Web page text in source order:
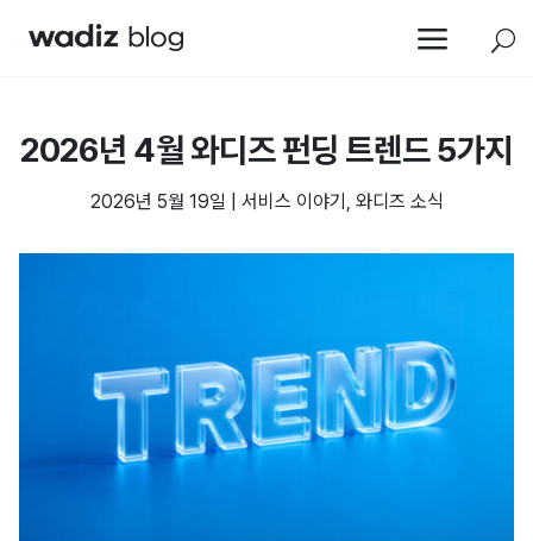
a U
2026년 4월 와디즈 펀딩 트렌드 5가지
2026년 5월 19일 서비스 이야기 , 와디즈 소식